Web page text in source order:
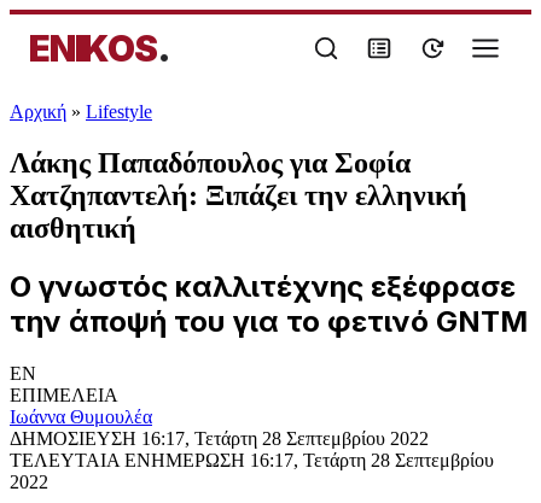
ENIKOS.
Αρχική » Lifestyle
Λάκης Παπαδόπουλος για Σοφία
Χατζηπαντελή: Ξιπάζει την ελληνική
αισθητική
Ο γνωστός καλλιτέχνης εξέφρασε
την άποψή του για το φετινό GNTM
EN
ΕΠΙΜΕΛΕΙΑ
Ιωάννα Θυμουλέα
ΔΗΜΟΣΙΕΥΣΗ 16:17, Τετάρτη 28 Σεπτεμβρίου 2022
ΤΕΛΕΥΤΑΙΑ ΕΝΗΜΕΡΩΣΗ 16:17, Τετάρτη 28 Σεπτεμβρίου
2022